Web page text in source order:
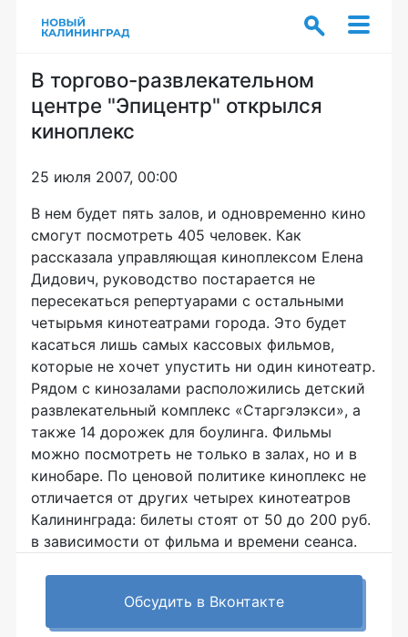
В торгово-развлекательном
центре "Эпицентр" открылся
киноплекс
25 июля 2007, 00:00
В нем будет пять залов, и одновременно кино
смогут посмотреть 405 человек. Как
рассказала управляющая киноплексом Елена
Дидович, руководство постарается не
пересекаться репертуарами с остальными
четырьмя кинотеатрами города. Это будет
касаться лишь самых кассовых фильмов,
которые не хочет упустить ни один кинотеатр.
Рядом с кинозалами расположились детский
развлекательный комплекс «Старгэлэкси», а
также 14 дорожек для боулинга. Фильмы
можно посмотреть не только в залах, но и в
кинобаре. По ценовой политике киноплекс не
отличается от других четырех кинотеатров
Калининграда: билеты стоят от 50 до 200 руб.
в зависимости от фильма и времени сеанса.
Обсудить в Вконтакте